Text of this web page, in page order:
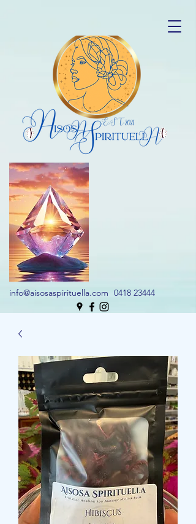
info@aisosaspirituella.com 0418 23444